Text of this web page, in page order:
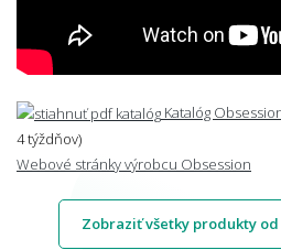
Katalóg
4 týždňov)
Webové stránky výrobcu Obsession
Zobraziť všetky produkty od